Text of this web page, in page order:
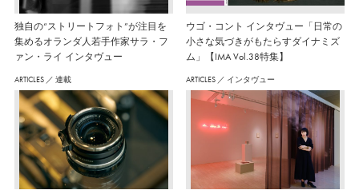
独自の“ストリートフォト”が注目を
集めるオランダ人若手作家サラ・フ
ァン・ライ インタヴュー
ウゴ・コント インタヴュー「日常の
小さな気づきがもたらすダイナミズ
ム」【IMA Vol.38特集】
ARTICLES ／ 連載 ARTICLES ／ インタヴュー